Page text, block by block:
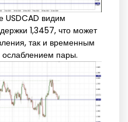
USDCAD видим
1,3457, что может
так и временным
пары.